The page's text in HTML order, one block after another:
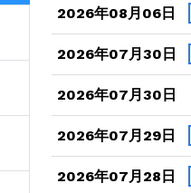
2026年08月06日
2026年07月30日
2026年07月30日
2026年07月29日
2026年07月28日